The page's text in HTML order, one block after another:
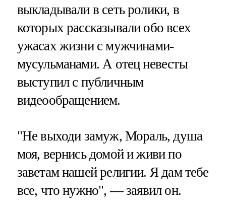
выкладывали в сеть ролики, в
которых рассказывали обо всех
ужасах жизни с мужчинами-
мусульманами. А отец невесты
выступил с публичным
видеообращением.
"Не выходи замуж, Мораль, душа
моя, вернись домой и живи по
заветам нашей религии. Я дам тебе
все, что нужно", — заявил он.